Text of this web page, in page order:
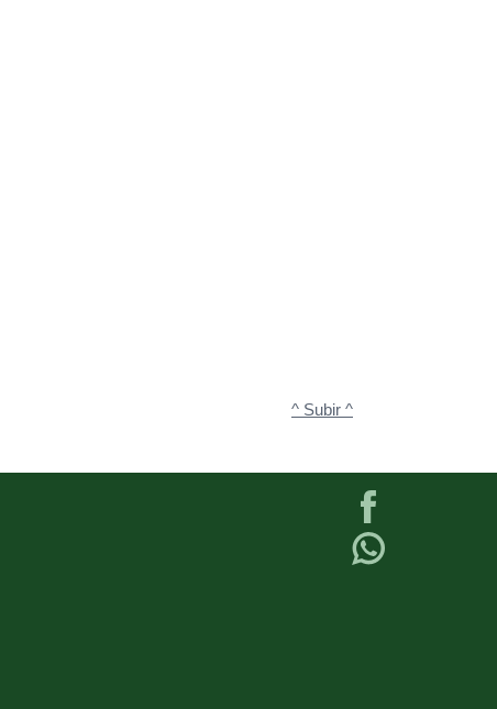
^ Subir ^